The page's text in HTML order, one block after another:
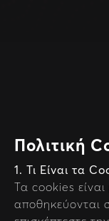
Πολιτική
1. Τι Είναι τα
Τα cookies
αποθηκεύονται